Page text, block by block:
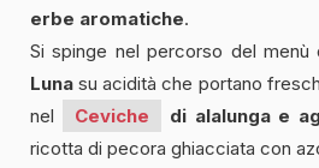
erbe aromatiche.
Si spinge nel percorso del menù
Luna su acidità che portano
nel
Ceviche di alalunga e
ricotta di pecora ghiacciata con